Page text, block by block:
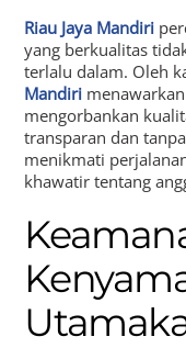
Riau Jaya Mandiri
yang berkualitas
terlalu dalam. Oleh
Mandiri
mengorbankan
transparan dan
menikmati
khawatir tentang